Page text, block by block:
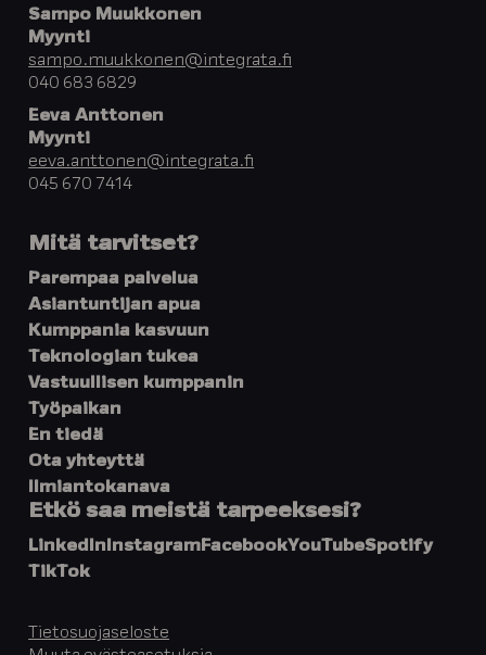
Sampo Muukkonen
Myynti
sampo.muukkonen@integrata.fi
040 683 6829
Eeva Anttonen
Myynti
eeva.anttonen@integrata.fi
045 670 7414
Mitä tarvitset?
Parempaa palvelua
Asiantuntijan apua
Kumppania kasvuun
Teknologian tukea
Vastuullisen kumppanin
Työpaikan
En tiedä
Ota yhteyttä
Ilmiantokanava
Etkö saa meistä tarpeeksesi?
LinkedIn Instagram FacebookYouTubeSpotify
TikTok
Tietosuojaseloste